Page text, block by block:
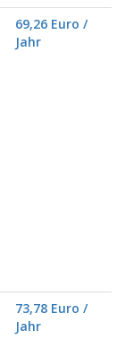
69,26 Euro /
Jahr
73,78 Euro /
Jahr